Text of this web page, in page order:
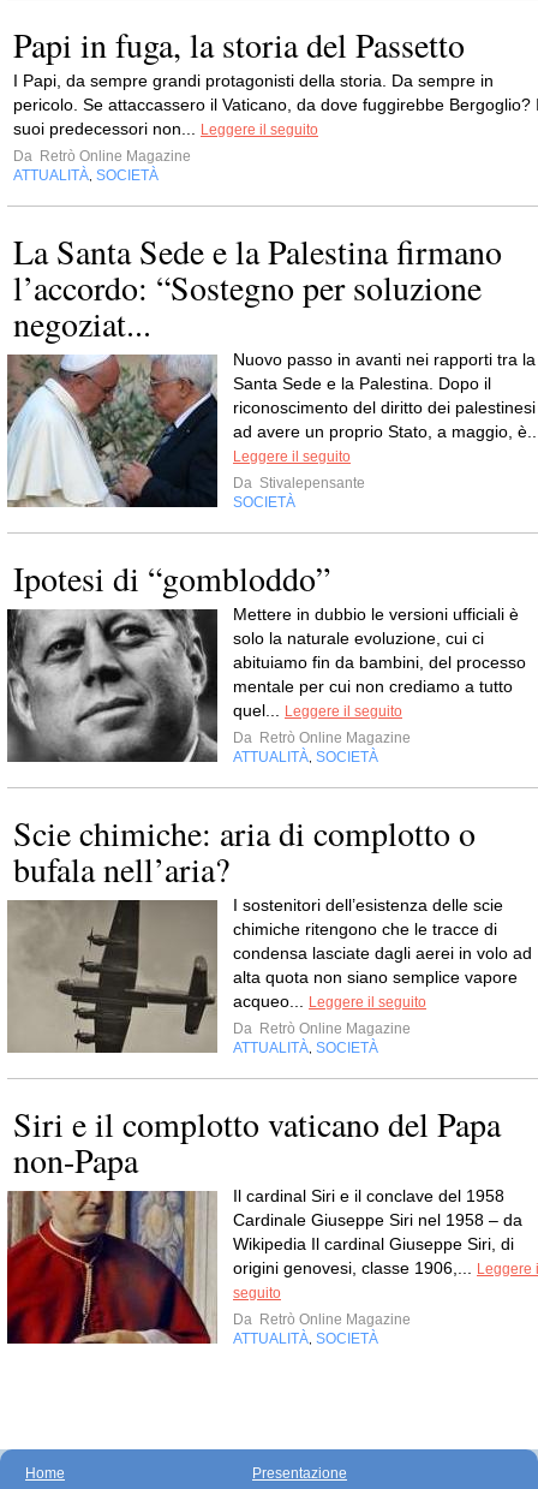
Papi in fuga, la storia del Passetto
I Papi, da sempre grandi protagonisti della storia. Da sempre in
pericolo. Se attaccassero il Vaticano, da dove fuggirebbe Bergoglio?
suoi predecessori non...
Leggere il seguito
Da Retrò Online Magazine
ATTUALITÀ SOCIETÀ
La Santa Sede e la Palestina firmano
l’accordo: “Sostegno per soluzione
negoziat...
Nuovo passo in avanti nei rapporti tra la
Santa Sede e la Palestina. Dopo il
riconoscimento del diritto dei palestinesi
ad avere un proprio Stato, a maggio,
Leggere il seguito
Da Stivalepensante
SOCIETÀ
Ipotesi di “gombloddo”
Mettere in dubbio le versioni ufficiali è
solo la naturale evoluzione, cui ci
abituiamo fin da bambini, del processo
mentale per cui non crediamo a tutto
quel...
Leggere il seguito
Da Retrò Online Magazine
ATTUALITÀ SOCIETÀ
Scie chimiche: aria di complotto o
bufala nell’aria?
I sostenitori dell’esistenza delle scie
chimiche ritengono che le tracce di
condensa lasciate dagli aerei in volo ad
alta quota non siano semplice vapore
acqueo...
Leggere il seguito
Da Retrò Online Magazine
ATTUALITÀ SOCIETÀ
Siri e il complotto vaticano del Papa
non-Papa
Il cardinal Siri e il conclave del 1958
Cardinale Giuseppe Siri nel 1958 – da
Wikipedia Il cardinal Giuseppe Siri, di
origini genovesi, classe 1906,...
Leggere
seguito
Da Retrò Online Magazine
ATTUALITÀ SOCIETÀ
Home
Presentazione